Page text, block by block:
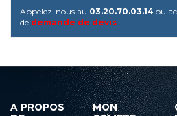
Appelez-nous au 03.20.70.03.14 ou
de demande de devis.
A PROPOS
MON